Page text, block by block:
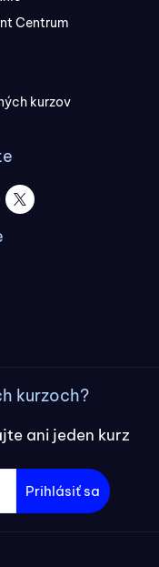
Centrum
kurzov
kurzoch?
ani jeden kurz
Prihlásiť sa